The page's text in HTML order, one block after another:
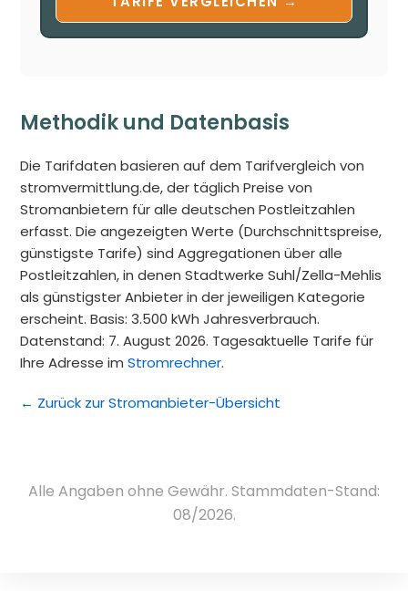
Methodik und Datenbasis
Die Tarifdaten basieren auf dem Tarifvergleich von
stromvermittlung.de, der täglich Preise von
Stromanbietern für alle deutschen Postleitzahlen
erfasst. Die angezeigten Werte (Durchschnittspreise,
günstigste Tarife) sind Aggregationen über alle
Postleitzahlen, in denen Stadtwerke Suhl/Zella-Mehlis
als günstigster Anbieter in der jeweiligen Kategorie
erscheint. Basis: 3.500 kWh Jahresverbrauch.
Datenstand: 7. August 2026. Tagesaktuelle Tarife für
Ihre Adresse imStromrechner.
← Zurück zur Stromanbieter-Übersicht
Alle Angaben ohne Gewähr. Stammdaten-Stand:
08/2026.